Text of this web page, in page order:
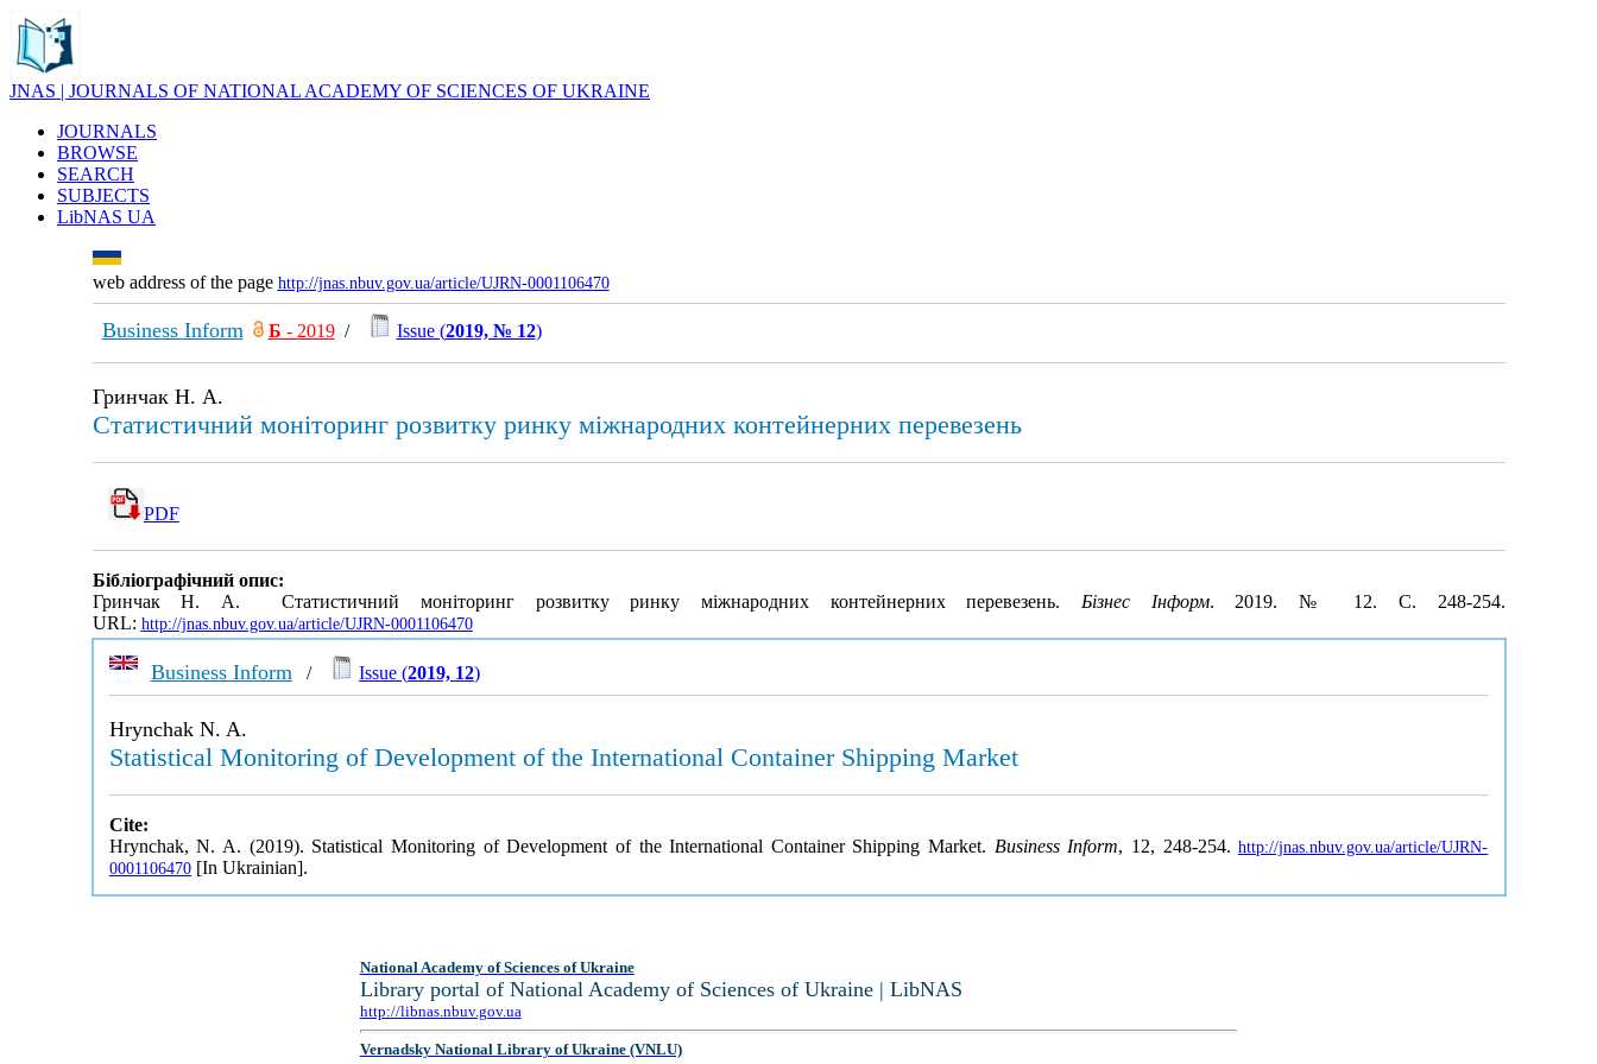
JNAS | JOURNALS OF NATIONAL ACADEMY OF SCIENCES OF UKRAINE
JOURNALS
BROWSE
SEARCH
SUBJECTS
LibNAS UA
web address of the page http://jnas.nbuv.gov.ua/article/UJRN-0001106470
Business Inform Б - 2019/ Issue (2019, № 12)
Гринчак Н. А.
Статистичний моніторинг розвитку ринку міжнародних контейнерних перевезень
PDF
Бібліографічний опис:
Гринчак Н. А. Статистичний моніторинг розвитку ринку міжнародних контейнерних перевезень. Бізнес Інформ. 2019. № 12. С. 248-254.
URL: http://jnas.nbuv.gov.ua/article/UJRN-0001106470
Business Inform / Issue (2019, 12)
Hrynchak N. A.
Statistical Monitoring of Development of the International Container Shipping Market
Cite:
Hrynchak, N. A. (2019). Statistical Monitoring of Development of the International Container Shipping Market. Business Inform, 12, 248-254.http://jnas.nbuv.gov.ua/article/UJRN-
0001106470[In Ukrainian].
National Academy of Sciences of Ukraine
Library portal of National Academy of Sciences of Ukraine | LibNAS
http://libnas.nbuv.gov.ua
Vernadsky National Library of Ukraine (VNLU)